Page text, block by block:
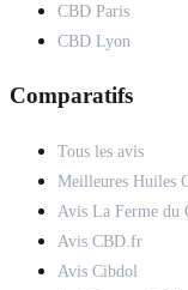
CBD Paris
CBD Lyon
Comparatifs
Tous les avis
Meilleures Huiles
Avis La Ferme du
Avis CBD.fr
Avis Cibdol